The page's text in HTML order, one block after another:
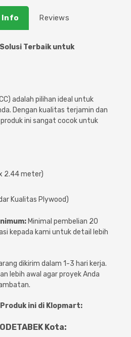
Info Reviews
Terbaik untuk
adalah pilihan ideal untuk
Dengan kualitas terjamin dan
ini sangat cocok untuk
2.44 meter)
Kualitas Plywood)
Minimal pembelian 20
kepada kami untuk detail lebih
dikirim dalam 1-3 hari kerja.
lebih awal agar proyek Anda
ini di Klopmart:
Kota: